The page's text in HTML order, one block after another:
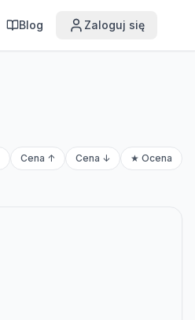
Blog Zaloguj się
Cena ↑ Cena ↓ ★ Ocena